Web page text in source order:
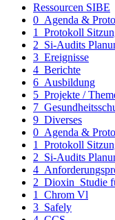
Ressourcen SIBE
0_Agenda &
1_Protokoll
2_Si-Audits
3_Ereignisse
4_Berichte
6_Ausbildung
5_Projekte /
9_Diverses
0_Agenda &
1_Protokoll
2_Si-Audits
2_Dioxin_Studie
1_Chrom Vl
3_Safely